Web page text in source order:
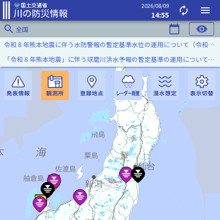
2026/08/09
14:55 autorenew
menu
search 全国 calendar_today visibility
令和８年熊本地震に伴う水防警報の暫定基準水位の運用について（令和８年８月７日）
「令和８年熊本地震」に伴う球磨川洪水予報の暫定基準の運用について（令和８年８月５日）